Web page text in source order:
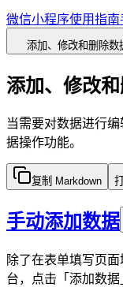
微信小程序使用指南
添加、修改和删除数
添加、修改
当需要对数据进行
据操作功能。
复制 Markdown
手动添加数据
除了在表单填写页
台，点击「添加数据